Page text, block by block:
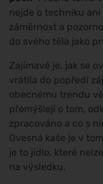
nejde o techniku
záměrnost a
do svého těla jako
Zajímavé je, jak se
vrátila do popředí
obecnému trendu
přemýšlejí o tom,
zpracováno a co s
Ovesná kaše je v
je to jídlo, které
na výsledku.